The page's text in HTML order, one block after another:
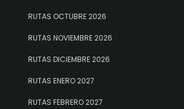
RUTAS OCTUBRE 2026
RUTAS NOVIEMBRE 2026
RUTAS DICIEMBRE 2026
RUTAS ENERO 2027
RUTAS FEBRERO 2027